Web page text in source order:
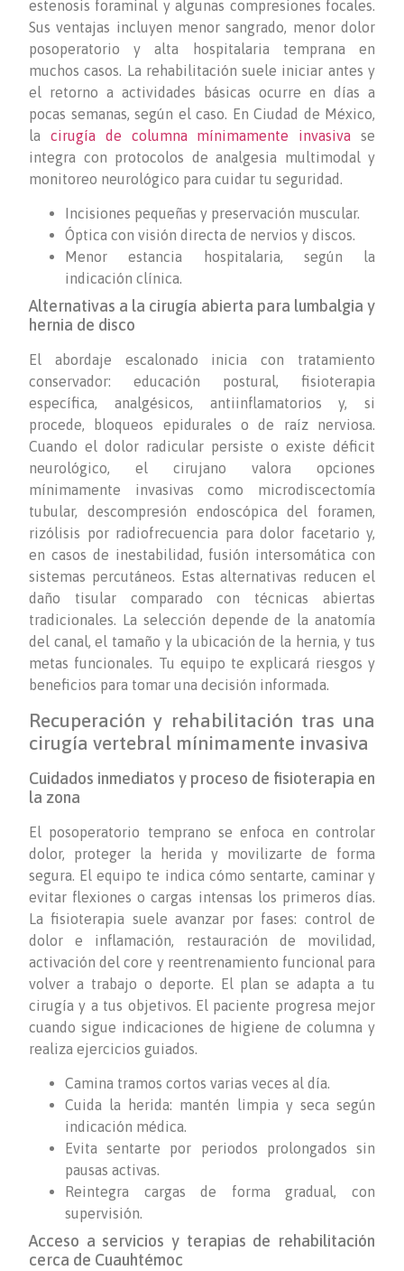
estenosis foraminal y algunas compresiones focales.
Sus ventajas incluyen menor sangrado, menor dolor
posoperatorio y alta hospitalaria temprana en
muchos casos. La rehabilitación suele iniciar antes y
el retorno a actividades básicas ocurre en días a
pocas semanas, según el caso. En Ciudad de México,
la cirugía de columna mínimamente invasiva se
integra con protocolos de analgesia multimodal y
monitoreo neurológico para cuidar tu seguridad.
Incisiones pequeñas y preservación muscular.
Óptica con visión directa de nervios y discos.
Menor estancia hospitalaria, según la
indicación clínica.
Alternativas a la cirugía abierta para lumbalgia y
hernia de disco
El abordaje escalonado inicia con tratamiento
conservador: educación postural, fisioterapia
específica, analgésicos, antiinflamatorios y, si
procede, bloqueos epidurales o de raíz nerviosa.
Cuando el dolor radicular persiste o existe déficit
neurológico, el cirujano valora opciones
mínimamente invasivas como microdiscectomía
tubular, descompresión endoscópica del foramen,
rizólisis por radiofrecuencia para dolor facetario y,
en casos de inestabilidad, fusión intersomática con
sistemas percutáneos. Estas alternativas reducen el
daño tisular comparado con técnicas abiertas
tradicionales. La selección depende de la anatomía
del canal, el tamaño y la ubicación de la hernia, y tus
metas funcionales. Tu equipo te explicará riesgos y
beneficios para tomar una decisión informada.
Recuperación y rehabilitación tras una
cirugía vertebral mínimamente invasiva
Cuidados inmediatos y proceso de fisioterapia en
la zona
El posoperatorio temprano se enfoca en controlar
dolor, proteger la herida y movilizarte de forma
segura. El equipo te indica cómo sentarte, caminar y
evitar flexiones o cargas intensas los primeros días.
La fisioterapia suele avanzar por fases: control de
dolor e inflamación, restauración de movilidad,
activación del core y reentrenamiento funcional para
volver a trabajo o deporte. El plan se adapta a tu
cirugía y a tus objetivos. El paciente progresa mejor
cuando sigue indicaciones de higiene de columna y
realiza ejercicios guiados.
Camina tramos cortos varias veces al día.
Cuida la herida: mantén limpia y seca según
indicación médica.
Evita sentarte por periodos prolongados sin
pausas activas.
Reintegra cargas de forma gradual, con
supervisión.
Acceso a servicios y terapias de rehabilitación
cerca de Cuauhtémoc